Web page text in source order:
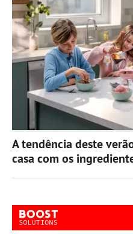
A tendência deste
casa com os